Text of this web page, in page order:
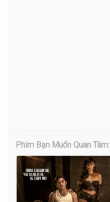
Phim Bạn Muốn Quan Tâm: